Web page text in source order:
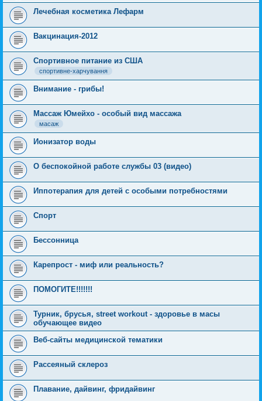
Лечебная косметика Лефарм
Вакцинация-2012
Спортивное питание из США
спортивне-харчування
Внимание - грибы!
Массаж Юмейхо - особый вид массажа
масаж
Ионизатор воды
О беспокойной работе службы 03 (видео)
Иппотерапия для детей с особыми потребностями
Спорт
Бессонница
Карепрост - миф или реальность?
ПОМОГИТЕ!!!!!!!
Турник, брусья, street workout - здоровье в масы
обучающее видео
Веб-сайты медицинской тематики
Рассеяный склероз
Плавание, дайвинг, фридайвинг